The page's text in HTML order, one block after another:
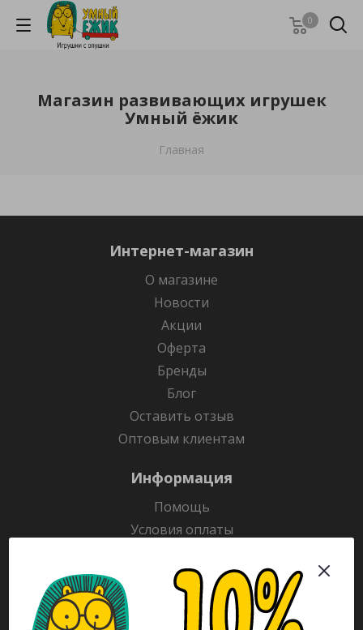
0
Магазин развивающих игрушек
Умный ёжик
Главная
Интернет-магазин
О магазине
Новости
Акции
Оферта
Бренды
Блог
Оставить отзыв
Оптовым клиентам
Информация
Помощь
Условия оплаты
Гарантия на товар
Раскраски
Рекламодателям